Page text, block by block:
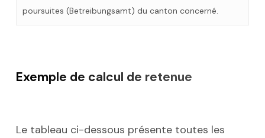
poursuites (Betreibungsamt) du canton concerné.
Exemple de calcul de retenue
Le tableau ci-dessous présente toutes les